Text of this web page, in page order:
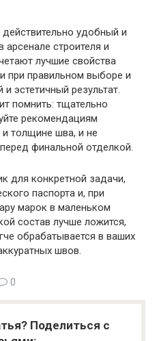
удобный и
арсенале строителя и
лучшие свойства
при правильном выборе и
эстетичный результат.
помнить: тщательно
рекомендациям
и толщине шва, и не
финальной отделкой.
для конкретной задачи,
паспорта и, при
марок в маленьком
состав лучше ложится,
обрабатывается в ваших
швов.
0
Поделиться с